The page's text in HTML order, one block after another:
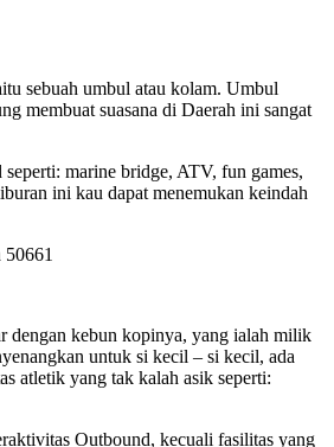
sebuah umbul atau kolam. Umbul
membuat suasana di Daerah ini sangat
marine bridge, ATV, fun games,
ini kau dapat menemukan keindah
dengan kebun kopinya, yang ialah milik
untuk si kecil – si kecil, ada
atletik yang tak kalah asik seperti:
Outbound, kecuali fasilitas yang